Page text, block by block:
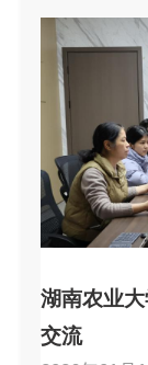
师学院在中
2025级全
长赵中伟，
平及全体行
究生参加。
士结合个人
指明成长方
湖南农业
交流